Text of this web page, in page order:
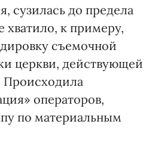
сузилась до предела
хватило, к примеру,
съемочной
церкви, действующей
Происходила
операторов,
по материальным